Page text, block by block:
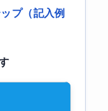
プ（記入例